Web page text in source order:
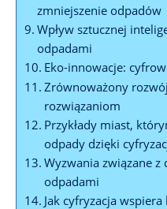
zmniejszenie odpadów
Wpływ sztucznej
odpadami
Eko-innowacje:
Zrównoważony
rozwiązaniom
Przykłady miast,
odpady dzięki
Wyzwania związane z
odpadami
Jak cyfryzacja